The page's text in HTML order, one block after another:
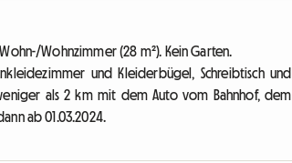
Wohnzimmer (28 m²). Kein Garten.
und Kleiderbügel, Schreibtisch und
als 2 km mit dem Auto vom Bahnhof, dem
ab 01.03.2024.